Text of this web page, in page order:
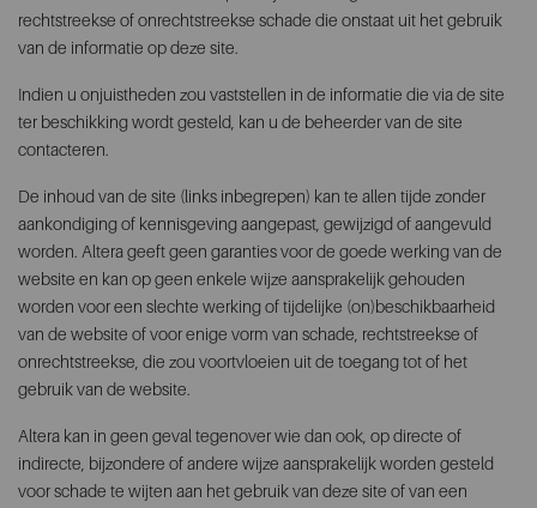
rechtstreekse of onrechtstreekse schade die onstaat uit het gebruik
van de informatie op deze site.
Indien u onjuistheden zou vaststellen in de informatie die via de site
ter beschikking wordt gesteld, kan u de beheerder van de site
contacteren.
De inhoud van de site (links inbegrepen) kan te allen tijde zonder
aankondiging of kennisgeving aangepast, gewijzigd of aangevuld
worden. Altera geeft geen garanties voor de goede werking van de
website en kan op geen enkele wijze aansprakelijk gehouden
worden voor een slechte werking of tijdelijke (on)beschikbaarheid
van de website of voor enige vorm van schade, rechtstreekse of
onrechtstreekse, die zou voortvloeien uit de toegang tot of het
gebruik van de website.
Altera kan in geen geval tegenover wie dan ook, op directe of
indirecte, bijzondere of andere wijze aansprakelijk worden gesteld
voor schade te wijten aan het gebruik van deze site of van een